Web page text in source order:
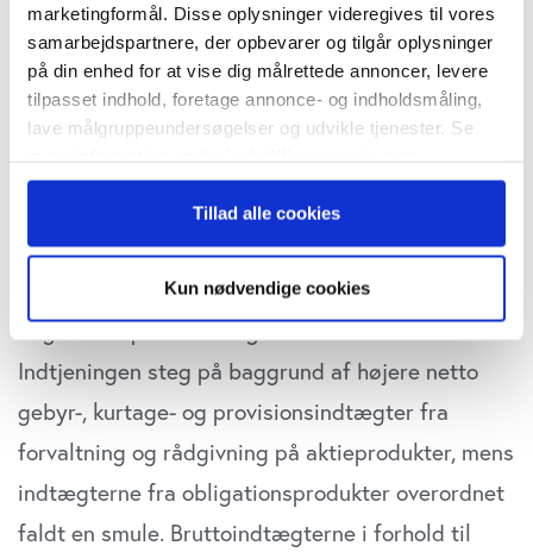
marketingformål. Disse oplysninger videregives til vores
samarbejdspartnere, der opbevarer og tilgår oplysninger
på din enhed for at vise dig målrettede annoncer, levere
tilpasset indhold, foretage annonce- og indholdsmåling,
lave målgruppeundersøgelser og udvikle tjenester. Se
persondatapolitik. Du kan altid trække dit samtykke
tilbage eller ændre indstillinger fra vores
"Cookiedeklaration", eller ved at trykke på "Privacy
Hvis du tillader det, vil vi også gerne:
Indsamle præcise oplysninger om din placering,
der kan være nøjagtig inden for få meter
Identificere din enhed baseret på en scanning af
dens unikke karakteristika (fingerprinting)
Dine valg anvendes på hele websitet.
Vi bruger cookies til at tilpasse vores indhold og
Tillad alle cookies
Kun nødvendige cookies
Ien analyse af fondsmæglernes samlede økonomi
sidste år skriver Finanstilsynet, at ” De danske
resultat efter skat på 1.241 mio. kr., svarende til en
stigning på 16,3 pct. i forhold til året før.
Fremgangen skyldes højere indtjening og lavere
udgifter til personale og administration.
Indtjeningen steg på baggrund af højere netto
gebyr-, kurtage- og provisionsindtægter fra
forvaltning og rådgivning på aktieprodukter, mens
indtægterne fra obligationsprodukter overordnet
faldt en smule. Bruttoindtægterne i forhold til